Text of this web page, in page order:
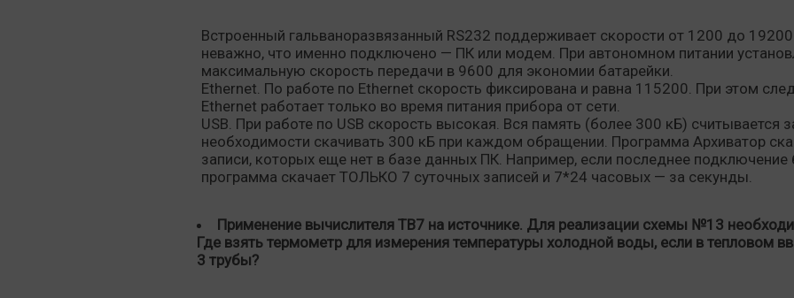
Встроенный гальваноразвязанный RS232 поддерживает скорости от 1200 до
неважно, что именно подключено — ПК или модем. При автономном питании
максимальную скорость передачи в 9600 для экономии батарейки.
Ethernet. По работе по Ethernet скорость фиксирована и равна 115200. При этом
Ethernet работает только во время питания прибора от сети.
USB. При работе по USB скорость высокая. Вся память (более 300 кБ) считывается
необходимости скачивать 300 кБ при каждом обращении. Программа Архиватор
записи, которых еще нет в базе данных ПК. Например, если последнее
программа скачает ТОЛЬКО 7 суточных записей и 7*24 часовых — за секунды.
Применение вычислителя ТВ7 на источнике. Для реализации схемы №13
Где взять термометр для измерения температуры холодной воды, если в тепловом
3 трубы?